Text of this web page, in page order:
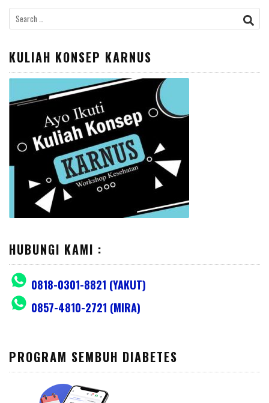
Search
for:
KULIAH KONSEP KARNUS
HUBUNGI KAMI :
0818-0301-8821 (YAKUT)
0857-4810-2721 (MIRA)
PROGRAM SEMBUH DIABETES